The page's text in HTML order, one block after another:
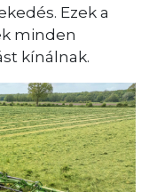
Ezek a
minden
kínálnak.